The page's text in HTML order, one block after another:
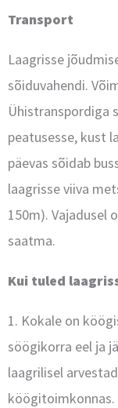
Transport
Laagrisse
sõiduvahendi.
Ühistranspordiga
peatusesse, kust
päevas sõidab
laagrisse viiva
150m). Vajadusel
saatma.
Kui tuled
1. Kokale on
söögikorra eel ja
laagrilisel
köögitoimkonnas.